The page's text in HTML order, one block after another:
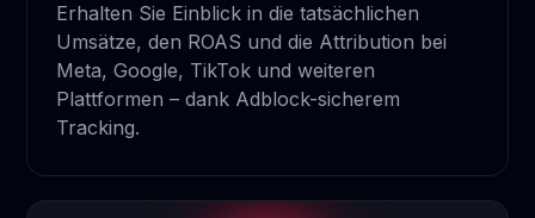
Erhalten Sie Einblick in die tatsächlichen
Umsätze, den ROAS und die Attribution bei
Meta, Google, TikTok und weiteren
Plattformen – dank Adblock-sicherem
Tracking.